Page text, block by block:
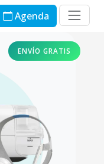
Agenda
ENVÍO GRATIS